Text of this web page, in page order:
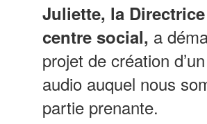
Juliette, la
centre social, a
projet de création
audio auquel nous
partie prenante.